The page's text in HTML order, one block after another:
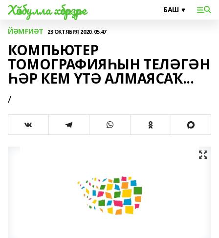
Хәйбулла хәбәрҙәре
ЙӘМҒИӘТ 23 ОКТЯБРЯ 2020, 05:47
КОМПЬЮТЕР
ТОМОГРАФИЯҺЫН ТЕЛӘГӘН
ҺӘР КЕМ ҮТӘ АЛМАЯСАҠ...
/